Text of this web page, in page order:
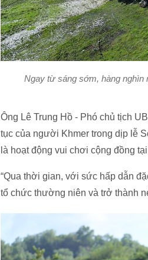
Ngay từ sáng sớm, hàng nghìn
Ông Lê Trung Hồ - Phó chủ tịch
tục của người Khmer trong dịp lễ
là hoạt động vui chơi cộng đồng
“Qua thời gian, với sức hấp dẫn
tổ chức thường niên và trở thành